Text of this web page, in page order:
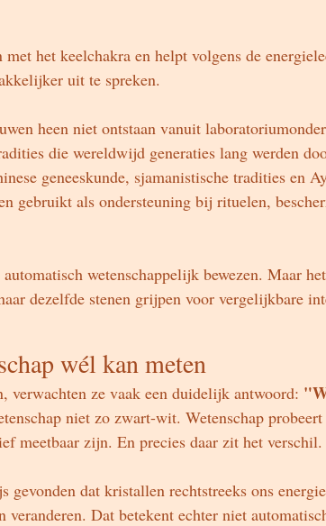
het keelchakra en helpt volgens de
uit te spreken.
heen niet ontstaan vanuit
die wereldwijd generaties lang werden
geneeskunde, sjamanistische tradities en
gebruikt als ondersteuning bij rituelen,
wetenschappelijk bewezen. Maar
dezelfde stenen grijpen voor vergelijkbare
wél kan meten
verwachten ze vaak een duidelijk antwoord:
niet zo zwart-wit. Wetenschap probeert
meetbaar zijn. En precies daar zit het verschil.
gevonden dat kristallen rechtstreeks ons
Dat betekent echter niet